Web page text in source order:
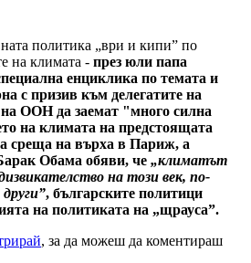
политика „ври и кипи” по
на климата - през юли папа
енциклика по темата и
с призив към делегатите на
ООН да заемат "много силна
на климата на предстоящата
среща на върха в Париж, а
Обама обяви, че „климатът
на този век, по-
, българските политици
на политиката на „щрауса”.
, за да можеш да коментираш